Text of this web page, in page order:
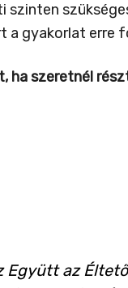
a gyakorlat erre
szeretnél
az